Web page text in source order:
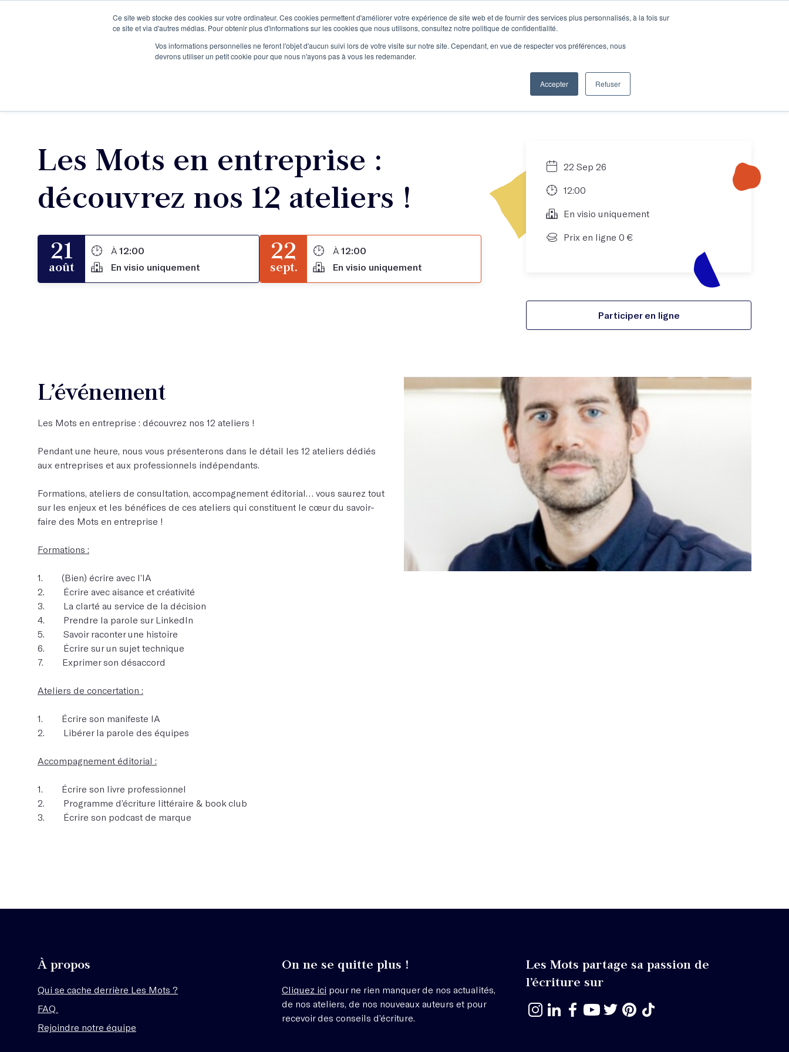
Ce site web stocke des cookies sur votre ordinateur. Ces cookies permettent d'améliorer votre expérience de site web et de fournir des services plus personnalisés, à la fois sur
ce site et via d'autres médias. Pour obtenir plus d'informations sur les cookies que nous utilisons, consultez notre politique de confidentialité.
Vos informations personnelles ne feront l'objet d'aucun suivi lors de votre visite sur notre site. Cependant, en vue de respecter vos préférences, nous
devrons utiliser un petit cookie pour que nous n'ayons pas à vous les redemander.
Accepter Refuser
Je participe à une session d’information Le podcast L'infolettre Se connecter Je découvre les ateliers
Entreprises
22 Sep 26
12:00
En visio uniquement
Prix en ligne 0 €
Participer en ligne
Les Mots en entreprise :
découvrez nos 12 ateliers !
21
août
À 12:00
En visio uniquement
22
sept.
À 12:00
En visio uniquement
L’événement
Les Mots en entreprise : découvrez nos 12 ateliers !
Pendant une heure, nous vous présenterons dans le détail les 12 ateliers dédiés
aux entreprises et aux professionnels indépendants.
Formations, ateliers de consultation, accompagnement éditorial… vous saurez tout
sur les enjeux et les bénéfices de ces ateliers qui constituent le cœur du savoir-
faire des Mots en entreprise !
Formations :
1. (Bien) écrire avec l’IA
2. Écrire avec aisance et créativité
3. La clarté au service de la décision
4. Prendre la parole sur LinkedIn
5. Savoir raconter une histoire
6. Écrire sur un sujet technique
7. Exprimer son désaccord
Ateliers de concertation :
1. Écrire son manifeste IA
2. Libérer la parole des équipes
Accompagnement éditorial :
1. Écrire son livre professionnel
2. Programme d’écriture littéraire & book club
3. Écrire son podcast de marque
À propos
Qui se cache derrière Les Mots ?
FAQ
Rejoindre notre équipe
On ne se quitte plus !
Cliquez ici pour ne rien manquer de nos actualités,
de nos ateliers, de nos nouveaux auteurs et pour
recevoir des conseils d’écriture.
Les Mots partage sa passion de
l’écriture sur